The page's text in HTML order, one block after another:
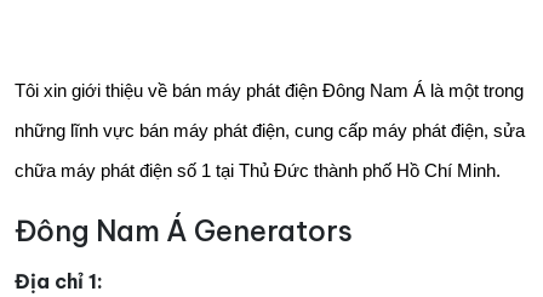
Tôi xin giới thiệu về bán máy phát điện Đông Nam Á là một trong
những lĩnh vực bán máy phát điện, cung cấp máy phát điện, sửa
chữa máy phát điện số 1 tại Thủ Đức thành phố Hồ Chí Minh.
Đông Nam Á Generators
Địa chỉ 1: